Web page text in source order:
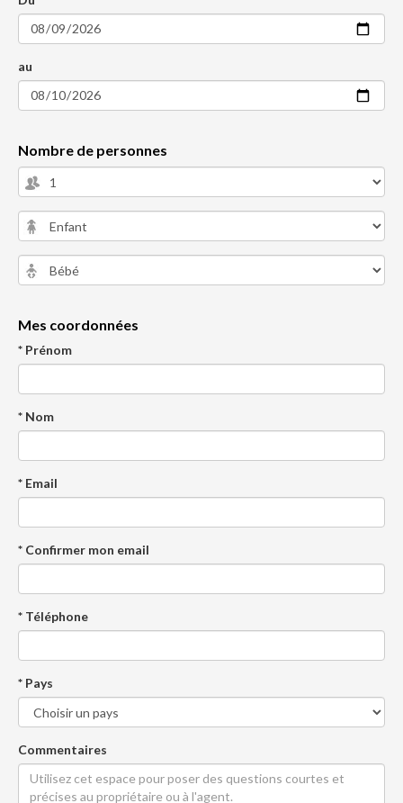
au
Nombre de personnes
Mes coordonnées
* Prénom
* Nom
* Email
* Confirmer mon email
* Téléphone
* Pays
Commentaires